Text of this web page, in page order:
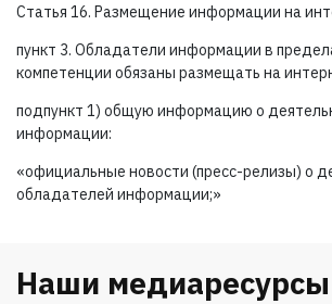
Статья 16. Размещение информации на
пункт 3. Обладатели информации в
компетенции обязаны размещать на
подпункт 1) общую информацию о
информации:
«официальные новости (пресс-релизы) о
обладателей информации;»
Наши медиаресурсы